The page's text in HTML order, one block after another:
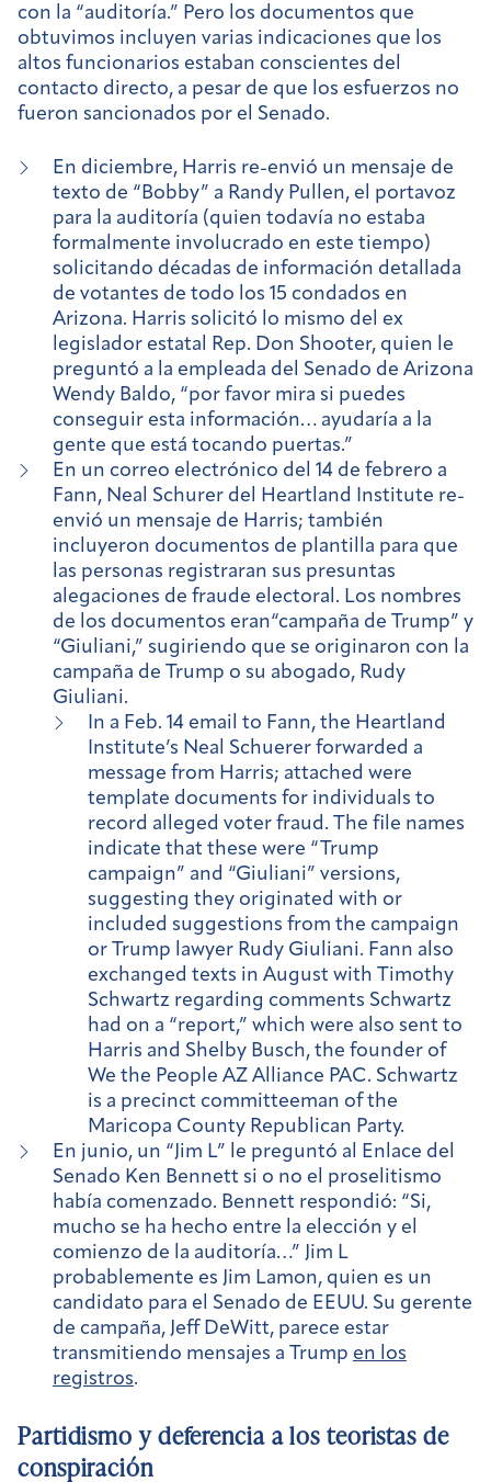
con la “auditoría.” Pero los documentos que
obtuvimos incluyen varias indicaciones que los
altos funcionarios estaban conscientes del
contacto directo, a pesar de que los esfuerzos no
fueron sancionados por el Senado.
En diciembre, Harris re-envió un mensaje de
texto de “Bobby” a Randy Pullen, el portavoz
para la auditoría (quien todavía no estaba
formalmente involucrado en este tiempo)
solicitando décadas de información detallada
de votantes de todo los 15 condados en
Arizona. Harris solicitó lo mismo del ex
legislador estatal Rep. Don Shooter, quien le
preguntó a la empleada del Senado de Arizona
Wendy Baldo, “por favor mira si puedes
conseguir esta información… ayudaría a la
gente que está tocando puertas.”
En un correo electrónico del 14 de febrero a
Fann, Neal Schurer del Heartland Institute re-
envió un mensaje de Harris; también
incluyeron documentos de plantilla para que
las personas registraran sus presuntas
alegaciones de fraude electoral. Los nombres
de los documentos eran“campaña de Trump” y
“Giuliani,” sugiriendo que se originaron con la
campaña de Trump o su abogado, Rudy
Giuliani.
In a Feb. 14 email to Fann, the Heartland
Institute’s Neal Schuerer forwarded a
message from Harris; attached were
template documents for individuals to
record alleged voter fraud. The file names
indicate that these were “Trump
campaign” and “Giuliani” versions,
suggesting they originated with or
included suggestions from the campaign
or Trump lawyer Rudy Giuliani. Fann also
exchanged texts in August with Timothy
Schwartz regarding comments Schwartz
had on a “report,” which were also sent to
Harris and Shelby Busch, the founder of
We the People AZ Alliance PAC. Schwartz
is a precinct committeeman of the
Maricopa County Republican Party.
En junio, un “Jim L” le preguntó al Enlace del
Senado Ken Bennett si o no el proselitismo
había comenzado. Bennett respondió: “Si,
mucho se ha hecho entre la elección y el
comienzo de la auditoría…” Jim L
probablemente es Jim Lamon, quien es un
candidato para el Senado de EEUU. Su gerente
de campaña, Jeff DeWitt, parece estar
transmitiendo mensajes a Trump en los
registros.
Partidismo y deferencia a los teoristas de
conspiración